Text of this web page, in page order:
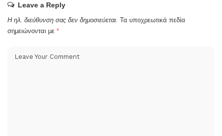
Leave a Reply
Η ηλ. διεύθυνση σας δεν δημοσιεύεται. Τα υποχρεωτικά πεδία
σημειώνονται με *